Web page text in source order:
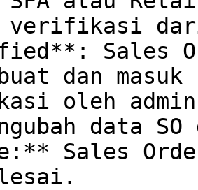
verifikasi
Sales
dan
oleh admin
data
Sales